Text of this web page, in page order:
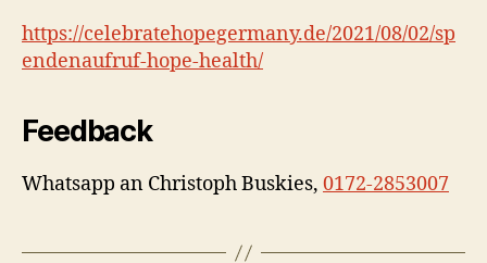
https://celebratehopegermany.de/2021/08/02/sp
endenaufruf-hope-health/
Feedback
Whatsapp an Christoph Buskies, 0172-2853007